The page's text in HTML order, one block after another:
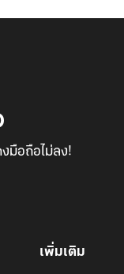
มือถือไม่ลง!
เพิ่มเติม